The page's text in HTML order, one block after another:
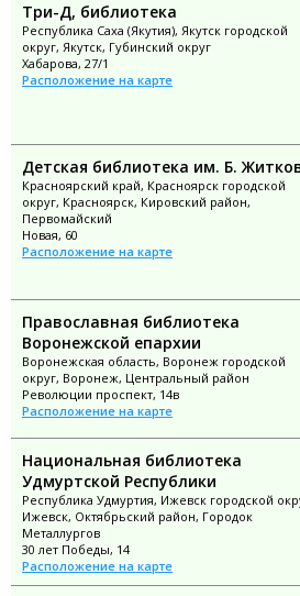
Три-Д, библиотека
Республика Саха (Якутия), Якутск городской
округ, Якутск, Губинский округ
Хабарова, 27/1
Расположение на карте
Детская библиотека им. Б.
Красноярский край, Красноярск городской
округ, Красноярск, Кировский район,
Первомайский
Новая, 60
Расположение на карте
Православная библиотека
Воронежской епархии
Воронежская область, Воронеж городской
округ, Воронеж, Центральный район
Революции проспект, 14в
Расположение на карте
Национальная библиотека
Удмуртской Республики
Республика Удмуртия, Ижевск городской
Ижевск, Октябрьский район, Городок
Металлургов
30 лет Победы, 14
Расположение на карте